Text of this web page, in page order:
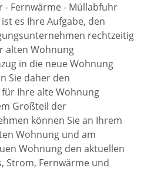
- Fernwärme - Müllabfuhr
es Ihre Aufgabe, den
rechtzeitig
alten Wohnung
in die neue Wohnung
Sie daher den
Ihre alte Wohnung
Großteil der
können Sie an Ihrem
Wohnung und am
Wohnung den aktuellen
Strom, Fernwärme und